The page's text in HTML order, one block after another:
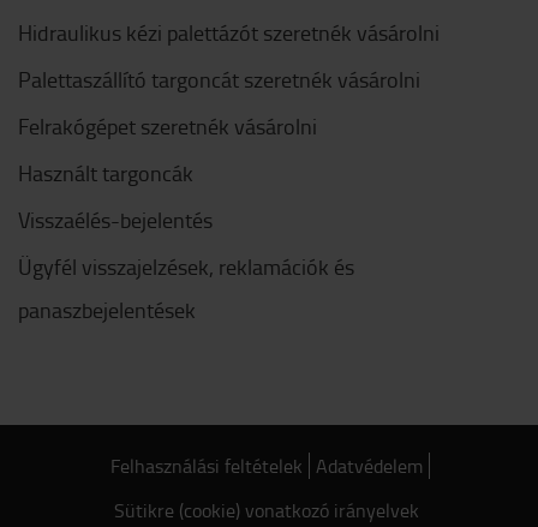
Hidraulikus kézi palettázót szeretnék vásárolni
Palettaszállító targoncát szeretnék vásárolni
Felrakógépet szeretnék vásárolni
Használt targoncák
Visszaélés-bejelentés
Ügyfél visszajelzések, reklamációk és
panaszbejelentések
Felhasználási feltételek Adatvédelem
Sütikre (cookie) vonatkozó irányelvek